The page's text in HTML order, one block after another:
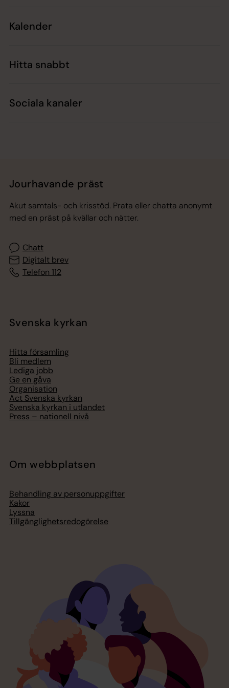
Kalender
Hitta snabbt
Sociala kanaler
Jourhavande präst
Akut samtals- och krisstöd. Prata eller chatta anonymt
med en präst på kvällar och nätter.
Chatt
Digitalt brev
Telefon 112
Svenska kyrkan
Hitta församling
Bli medlem
Lediga jobb
Ge en gåva
Organisation
Act Svenska kyrkan
Svenska kyrkan i utlandet
Press – nationell nivå
Om webbplatsen
Behandling av personuppgifter
Kakor
Lyssna
Tillgänglighetsredogörelse